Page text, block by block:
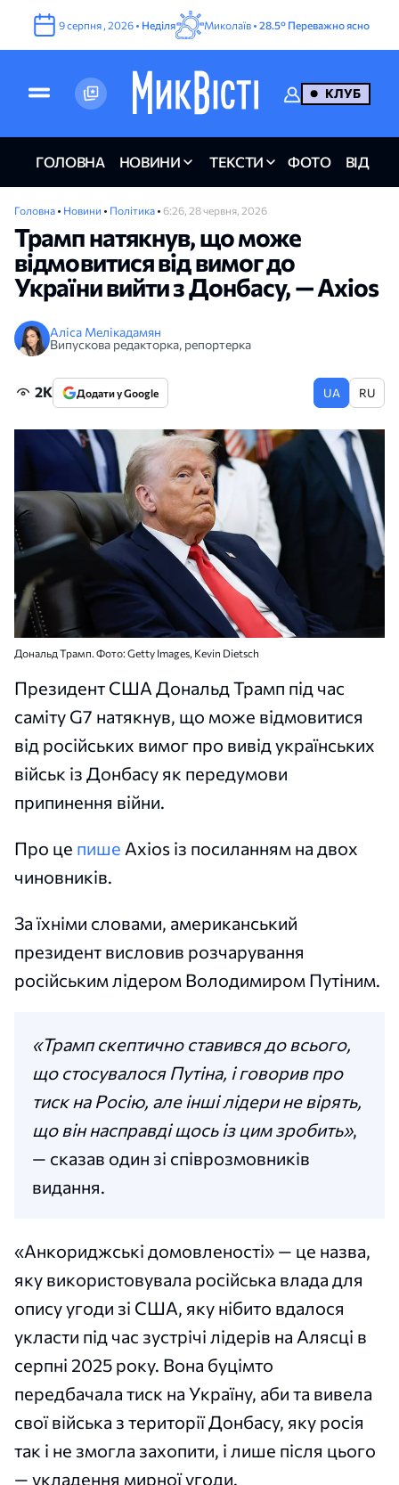
9серпня , 2026 • Неділя Миколаїв • 28.5° Переважно ясно
КЛУБ
ГОЛОВНА НОВИНИ ТЕКСТИ ФОТО ВІДЕО
Головна • Новини • Політика • 6:26, 28 червня, 2026
Трамп натякнув, що може
відмовитися від вимог до
України вийти з Донбасу, — Axios
Аліса Мелікадамян
Випускова редакторка, репортерка
2K Додати у Google UA RU
Дональд Трамп. Фото: Getty Images, Kevin Dietsch
Президент США Дональд Трамп під час
саміту G7 натякнув, що може відмовитися
від російських вимог про вивід українських
військ із Донбасу як передумови
припинення війни.
Про це пише Axios із посиланням на двох
чиновників.
За їхніми словами, американський
президент висловив розчарування
російським лідером Володимиром Путіним.
«Трамп скептично ставився до всього,
що стосувалося Путіна, і говорив про
тиск на Росію, але інші лідери не вірять,
що він насправді щось із цим зробить»,
— сказав один зі співрозмовників
видання.
«Анкориджські домовленості» — це назва,
яку використовувала російська влада для
опису угоди зі США, яку нібито вдалося
укласти під час зустрічі лідерів на Алясці в
серпні 2025 року. Вона буцімто
передбачала тиск на Україну, аби та вивела
свої війська з території Донбасу, яку росія
так і не змогла захопити, і лише після цього
— укладення мирної угоди.